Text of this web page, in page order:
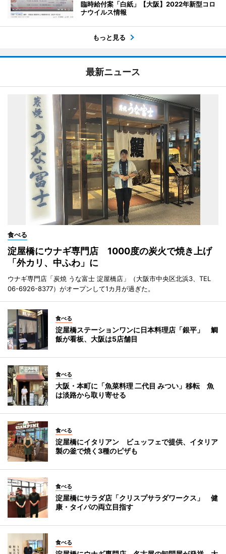
臨時給付案「白紙」【大阪】2022年新型コロ
ナウイルス情報
もっと見る
最新ニュース
食べる
淀屋橋にウナギ専門店 1000度の炭火で焼き上げ
「外カリ、中ふわ」に
ウナギ専門店「炭焼 うな富士 淀屋橋店」（大阪市中央区北浜3、TEL
06-6926-8377）がオープンして1カ月が過ぎた。
食べる
淀屋橋ステーションワンに日本料理店「銀平」 鯛
飯が看板、大阪は5店舗目
食べる
大阪・本町に「魚菜料理 二代目 みつい」移転 魚
は淡路から取り寄せる
食べる
淀屋橋にイタリアン ビュッフェで提供、イタリア
製の釜で焼く3種のピザも
食べる
淀屋橋にサラダ店「クリスプサラダワークス」 健
康・タイパの両立目指す
食べる